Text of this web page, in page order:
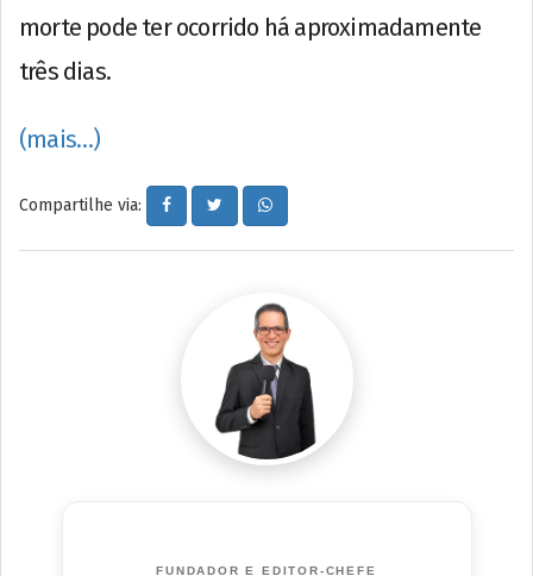
morte pode ter ocorrido há aproximadamente
três dias.
(mais…)
Compartilhe via:
FUNDADOR E EDITOR-CHEFE